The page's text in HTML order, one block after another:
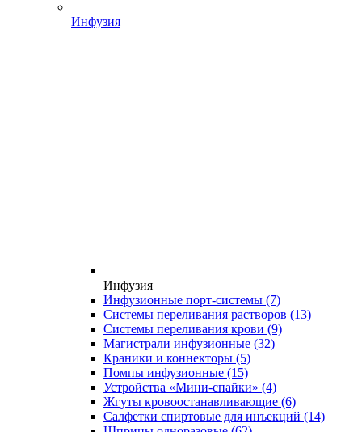
Инфузия
Инфузия
Инфузионные порт-системы (7)
Системы переливания растворов (13)
Системы переливания крови (9)
Магистрали инфузионные (32)
Краники и коннекторы (5)
Помпы инфузионные (15)
Устройства «Мини-спайки» (4)
Жгуты кровоостанавливающие (6)
Салфетки спиртовые для инъекций (14)